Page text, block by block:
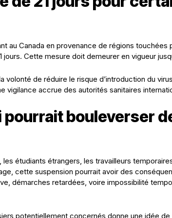
au Canada en provenance de régions touchées
jours. Cette mesure doit demeurer en vigueur
de réduire le risque d’introduction du
vigilance accrue des autorités sanitaires
pourrait bouleverser
les étudiants étrangers, les travailleurs
cette suspension pourrait avoir des
démarches retardées, voire impossibilité
potentiellement concernés donne une idée de